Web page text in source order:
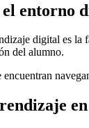
entorno
digital es la
del alumno.
encuentran